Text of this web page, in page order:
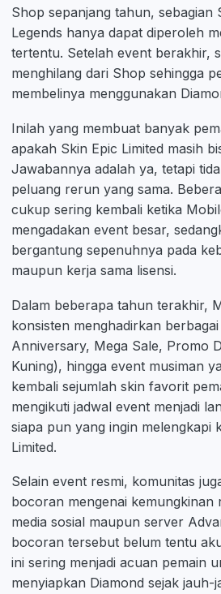
Shop sepanjang tahun, sebagian
Legends hanya dapat diperoleh
tertentu. Setelah event berakhir,
menghilang dari Shop sehingga
membelinya menggunakan
Inilah yang membuat banyak
apakah Skin Epic Limited masih
Jawabannya adalah ya, tetapi
peluang rerun yang sama.
cukup sering kembali ketika
mengadakan event besar,
bergantung sepenuhnya pada
maupun kerja sama lisensi.
Dalam beberapa tahun terakhir,
konsisten menghadirkan
Anniversary, Mega Sale, Promo
Kuning), hingga event musiman
kembali sejumlah skin favorit
mengikuti jadwal event menjadi
siapa pun yang ingin melengkapi
Limited.
Selain event resmi, komunitas
bocoran mengenai kemungkinan
media sosial maupun server
bocoran tersebut belum tentu
ini sering menjadi acuan pemain
menyiapkan Diamond sejak jauh-